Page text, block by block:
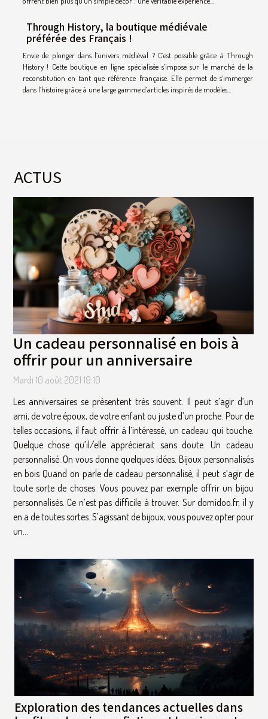
Through History, la boutique médiévale
préférée des Français !
Envie de plonger dans l’univers médiéval ? C’est possible grâce à Through
History ! Cette boutique en ligne spécialisée s’impose sur le marché de la
reconstitution en tant que référence française. Elle permet de s’immerger
dans l’histoire grâce à une large gamme d’articles inspirés de modèles...
ACTUS
Un cadeau personnalisé en bois à
offrir pour un anniversaire
Mardi 10 août 2021 19:10
Les anniversaires se présentent très souvent. Il peut s’agir d’un
ami, de votre époux, de votre enfant ou juste d’un proche. Pour de
telles occasions, il faut offrir à l’intéressé, un cadeau qui touche.
Quelque chose qu’il/elle apprécierait sans doute. Un cadeau
personnalisé. On vous donne quelques idées. Bijoux personnalisés
en bois Quand on parle de cadeau personnalisé, il peut s’agir de
toute sorte de choses. Vous pouvez par exemple offrir un bijou
personnalisés. Ce n’est pas difficile à trouver. Sur domidoo.fr, il y
en a de toutes sortes. S’agissant de bijoux, vous pouvez opter pour
un...
Exploration des tendances actuelles dans